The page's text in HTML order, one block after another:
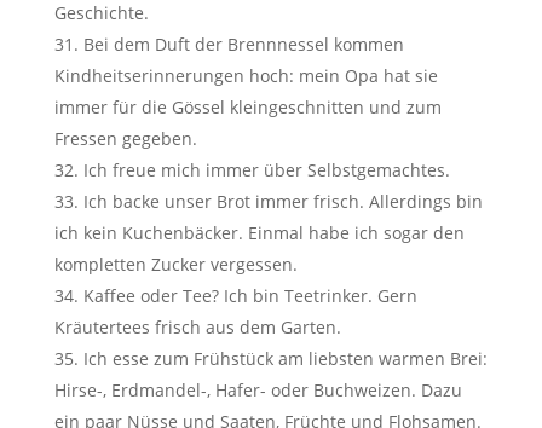
Geschichte.
Bei dem Duft der Brennnessel kommen
Kindheitserinnerungen hoch: mein Opa hat sie
immer für die Gössel kleingeschnitten und zum
Fressen gegeben.
Ich freue mich immer über Selbstgemachtes.
Ich backe unser Brot immer frisch. Allerdings bin
ich kein Kuchenbäcker. Einmal habe ich sogar den
kompletten Zucker vergessen.
Kaffee oder Tee? Ich bin Teetrinker. Gern
Kräutertees frisch aus dem Garten.
Ich esse zum Frühstück am liebsten warmen Brei:
Hirse-, Erdmandel-, Hafer- oder Buchweizen. Dazu
ein paar Nüsse und Saaten, Früchte und Flohsamen.